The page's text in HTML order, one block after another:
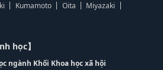
Kumamoto Oita
Miyazaki
học】
ngành Khối Khoa học xã hội